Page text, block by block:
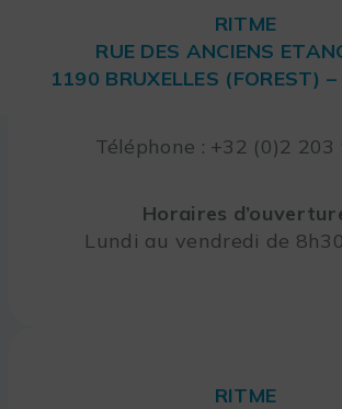
RITME
RUE DES ANCIENS
1190 BRUXELLES (FOREST) –
Téléphone : +32 (0)2 203
Horaires
Lundi au vendredi de
RITME